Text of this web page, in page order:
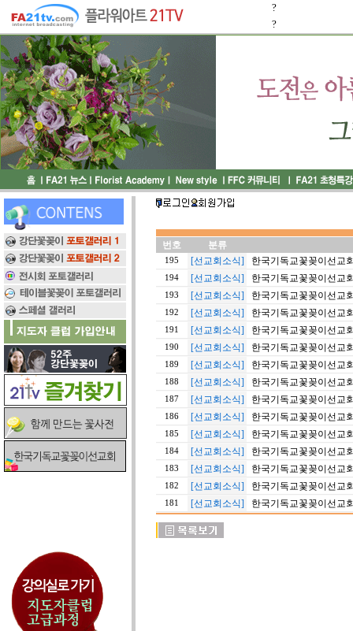
?
?
번호 분류
195 [선교회소식] 한국기독교꽃꽂이선교
194 [선교회소식] 한국기독교꽃꽂이선교
193 [선교회소식] 한국기독교꽃꽂이선교
192 [선교회소식] 한국기독교꽃꽂이선교
191 [선교회소식] 한국기독교꽃꽂이선교
190 [선교회소식] 한국기독교꽃꽂이선교
189 [선교회소식] 한국기독교꽃꽂이선교
188 [선교회소식] 한국기독교꽃꽂이선교
187 [선교회소식] 한국기독교꽃꽂이선교
186 [선교회소식] 한국기독교꽃꽂이선교
185 [선교회소식] 한국기독교꽃꽂이선교
184 [선교회소식] 한국기독교꽃꽂이선교
183 [선교회소식] 한국기독교꽃꽂이선교
182 [선교회소식] 한국기독교꽃꽂이선교
181 [선교회소식] 한국기독교꽃꽂이선교